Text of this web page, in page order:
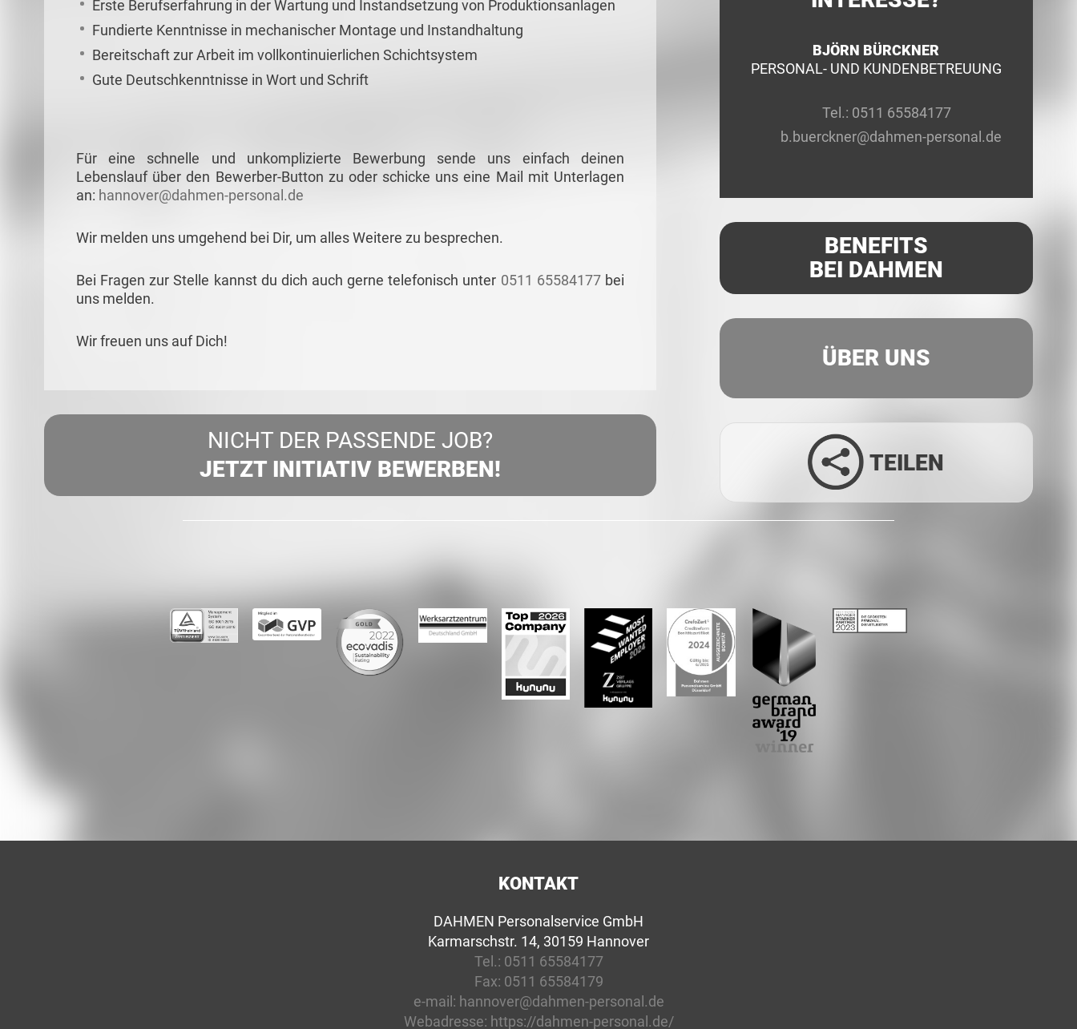
Erste Berufserfahrung in der Wartung und Instandsetzung von Produktionsanlagen
Fundierte Kenntnisse in mechanischer Montage und Instandhaltung
Bereitschaft zur Arbeit im vollkontinuierlichen Schichtsystem
Gute Deutschkenntnisse in Wort und Schrift
Für eine schnelle und unkomplizierte Bewerbung sende uns einfach deinen
Lebenslauf über den Bewerber-Button zu oder schicke uns eine Mail mit Unterlagen
an: hannover@dahmen-personal.de
Wir melden uns umgehend bei Dir, um alles Weitere zu besprechen.
Bei Fragen zur Stelle kannst du dich auch gerne telefonisch unter 0511 65584177bei
uns melden.
Wir freuen uns auf Dich!
NICHT DER PASSENDE JOB?
JETZT INITIATIV BEWERBEN!
BJÖRN BÜRCKNER
PERSONAL- UND KUNDENBETREUUNG
Tel.: 0511 65584177
b.buerckner@dahmen-personal.de
BENEFITS
BEI DAHMEN
ÜBER UNS
TEILEN
KONTAKT
DAHMEN Personalservice GmbH
Karmarschstr. 14, 30159 Hannover
Tel.: 0511 65584177
Fax: 0511 65584179
e-mail: hannover@dahmen-personal.de
Webadresse: https://dahmen-personal.de/